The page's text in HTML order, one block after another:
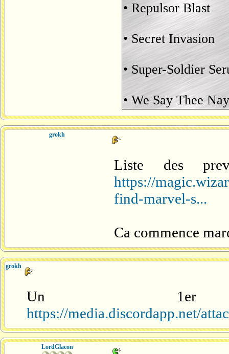
• Repulsor Blast
• Secret Invasion
• Super-Soldier
• We Say Thee
grokh
Liste des
https://
find-marvel-s...
Ca commence
grokh
Un
https://media.discordapp.net/
LordGlacon